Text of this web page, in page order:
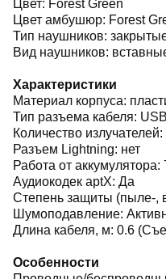
Цвет: Forest Green
Цвет амбушюр: Forest
Тип наушников:
Вид наушников:
Характеристики
Материал корпуса:
Тип разъема кабеля:
Количество излучателей:
Разъем Lightning: нет
Работа от аккумулятора:
Аудиокодек aptX: Да
Степень защиты (пыле-,
Шумоподавление:
Длина кабеля, м: 0.6
Особенности